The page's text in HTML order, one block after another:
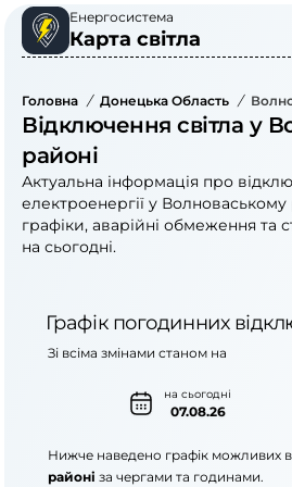
Енергосистема
Карта світла
Головна / Донецька Область /
Відключення світла у
районі
Актуальна інформація про
електроенергії у Волноваському
графіки, аварійні обмеження та
на сьогодні.
Графік погодинних
на сьогодні
07.08.26
Зі всіма змінами станом на
Нижче наведено графік можливих
районі за чергами та годинами.